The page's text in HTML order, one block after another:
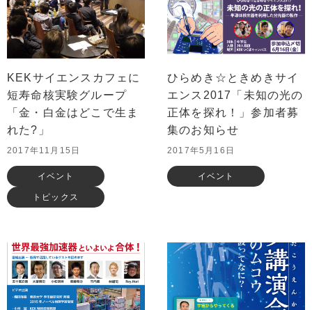
KEKサイエンスカフェに
短寿命核実験グループ
「金・白金はどこで生ま
れた?」
2017年11月15日
イベント
トピックス
ひらめき☆ときめきサイ
エンス2017「未知の光の
正体を探れ！」参加者募
集のお知らせ
2017年5月16日
イベント